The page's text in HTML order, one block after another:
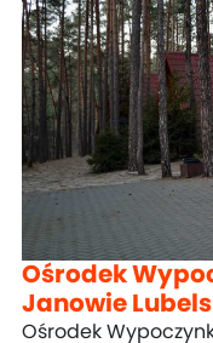
Ośrodek
Janowie
Ośrodek